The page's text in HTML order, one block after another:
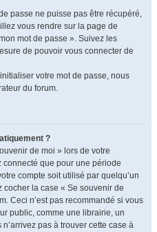
passe ne puisse pas être récupéré,
vous rendre sur la page de
mot de passe ». Suivez les
de pouvoir vous connecter de
votre mot de passe, nous
du forum.
?
de moi » lors de votre
que pour une période
compte soit utilisé par quelqu’un
cocher la case « Se souvenir de
Ceci n’est pas recommandé si vous
public, comme une librairie, un
pas à trouver cette case à